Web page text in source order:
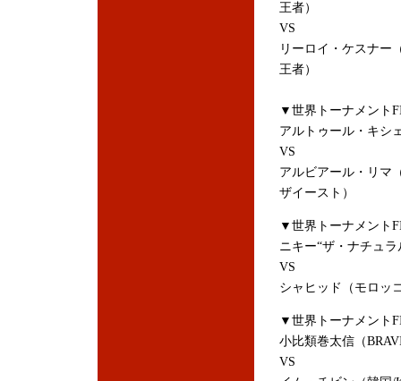
王者）
VS
リーロイ・ケスナー
王者）
▼世界トーナメント
アルトゥール・キシ
VS
アルビアール・リマ
ザイースト）
▼世界トーナメント
ニキー“ザ・ナチュ
VS
シャヒッド（モロッ
▼世界トーナメント
小比類巻太信（
VS